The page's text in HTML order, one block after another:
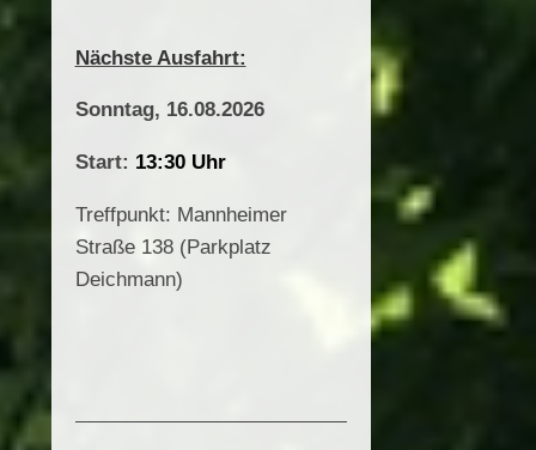
Nächste Ausfahrt:
Sonntag, 16.08.2026
Start: 13:30 Uhr
Treffpunkt: Mannheimer
Straße 138 (Parkplatz
Deichmann)